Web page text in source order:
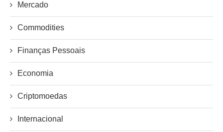
Mercado
Commodities
Finanças Pessoais
Economia
Criptomoedas
Internacional